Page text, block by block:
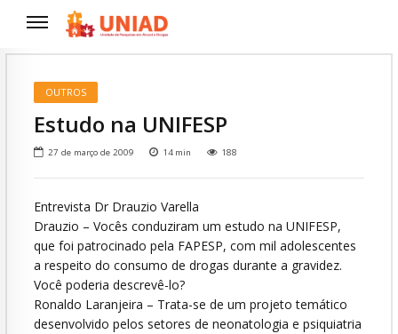
OUTROS
Estudo na UNIFESP
27 de março de 2009 14 min 188
Entrevista Dr Drauzio Varella
Drauzio – Vocês conduziram um estudo na UNIFESP,
que foi patrocinado pela FAPESP, com mil adolescentes
a respeito do consumo de drogas durante a gravidez.
Você poderia descrevê-lo?
Ronaldo Laranjeira – Trata-se de um projeto temático
desenvolvido pelos setores de neonatologia e psiquiatria